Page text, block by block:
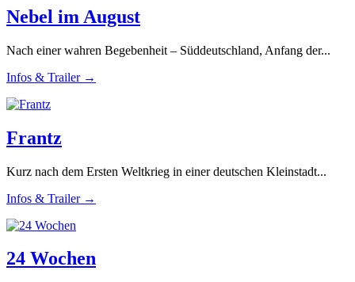
Nebel im August
Nach einer wahren Begebenheit – Süddeutschland, Anfang der...
Infos & Trailer →
Frantz
Kurz nach dem Ersten Weltkrieg in einer deutschen Kleinstadt...
Infos & Trailer →
24 Wochen